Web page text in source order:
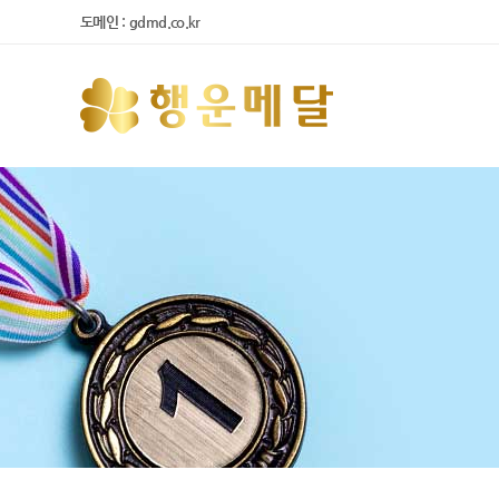
도메인 : gdmd.co.kr